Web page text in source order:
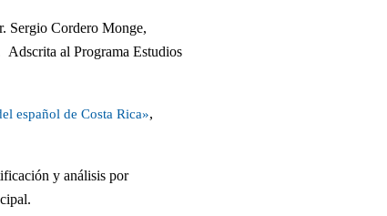
Sergio Cordero Monge,
al Programa Estudios
español de Costa Rica»,
y análisis por